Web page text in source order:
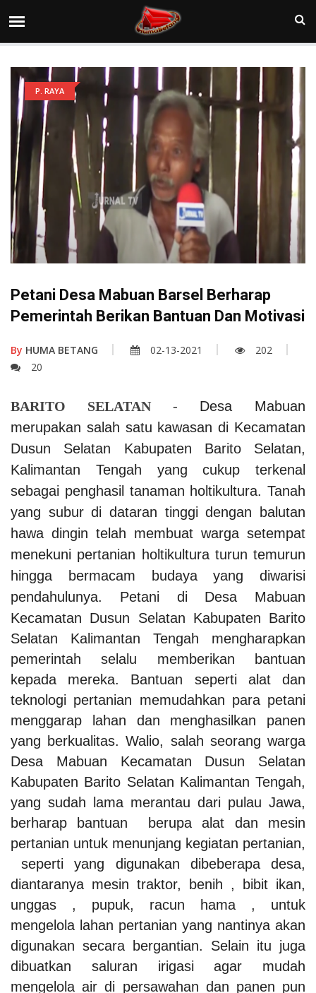
P. RAYA
Petani Desa Mabuan Barsel Berharap
Pemerintah Berikan Bantuan Dan Motivasi
By HUMA BETANG 02-13-2021
202
20
BARITO SELATAN - Desa Mabuan
merupakan salah satu kawasan di Kecamatan
Dusun Selatan Kabupaten Barito Selatan,
Kalimantan Tengah yang cukup terkenal
sebagai penghasil tanaman holtikultura. Tanah
yang subur di dataran tinggi dengan balutan
hawa dingin telah membuat warga setempat
menekuni pertanian holtikultura turun temurun
hingga bermacam budaya yang diwarisi
pendahulunya. Petani di Desa Mabuan
Kecamatan Dusun Selatan Kabupaten Barito
Selatan Kalimantan Tengah mengharapkan
pemerintah selalu memberikan bantuan
kepada mereka. Bantuan seperti alat dan
teknologi pertanian memudahkan para petani
menggarap lahan dan menghasilkan panen
yang berkualitas. Walio, salah seorang warga
Desa Mabuan Kecamatan Dusun Selatan
Kabupaten Barito Selatan Kalimantan Tengah,
yang sudah lama merantau dari pulau Jawa,
berharap bantuan berupa alat dan mesin
pertanian untuk menunjang kegiatan pertanian,
seperti yang digunakan dibeberapa desa,
diantaranya mesin traktor, benih , bibit ikan,
unggas , pupuk, racun hama , untuk
mengelola lahan pertanian yang nantinya akan
digunakan secara bergantian. Selain itu juga
dibuatkan saluran irigasi agar mudah
mengelola air di persawahan dan panen pun